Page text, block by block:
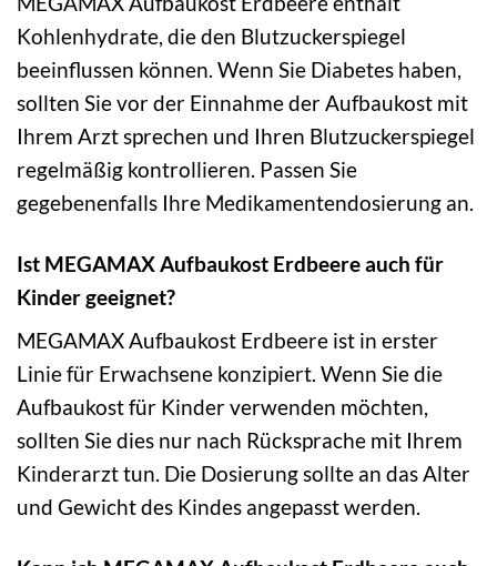
Kohlenhydrate, die den Blutzuckerspiegel
beeinflussen können. Wenn Sie Diabetes haben,
sollten Sie vor der Einnahme der Aufbaukost mit
Ihrem Arzt sprechen und Ihren Blutzuckerspiegel
regelmäßig kontrollieren. Passen Sie
gegebenenfalls Ihre Medikamentendosierung an.
Ist MEGAMAX Aufbaukost Erdbeere auch für
Kinder geeignet?
MEGAMAX Aufbaukost Erdbeere ist in erster
Linie für Erwachsene konzipiert. Wenn Sie die
Aufbaukost für Kinder verwenden möchten,
sollten Sie dies nur nach Rücksprache mit Ihrem
Kinderarzt tun. Die Dosierung sollte an das Alter
und Gewicht des Kindes angepasst werden.